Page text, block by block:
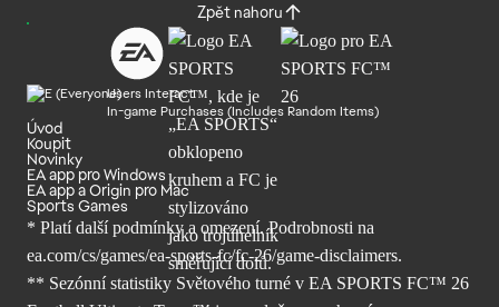
Zpět nahoru
Users Interact
In-game Purchases (Includes Random Items)
Úvod
Koupit
Novinky
EA app pro Windows
EA app a Origin pro Mac
Sports Games
* Platí další podmínky a omezení. Podrobnosti na
ea.com/cs/games/ea-sports-fc/fc-26/game-disclaimers.
** Sezónní statistiky Světového turné v EA SPORTS FC™ 26